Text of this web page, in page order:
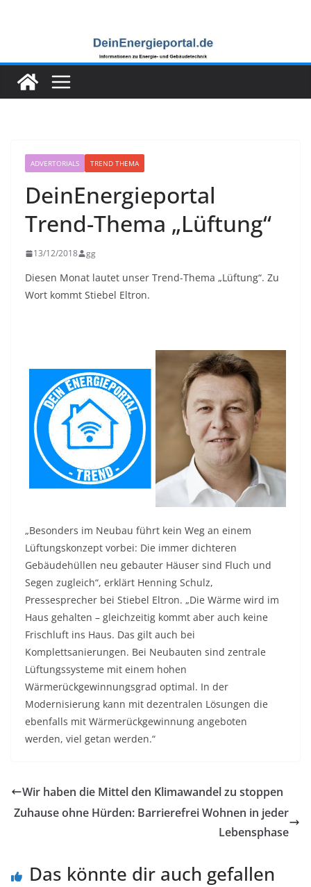
ADVERTORIALS TREND THEMA
DeinEnergieportal
Trend-Thema „Lüftung“
13/12/2018 gg
Diesen Monat lautet unser Trend-Thema „Lüftung“. Zu
Wort kommt Stiebel Eltron.
„Besonders im Neubau führt kein Weg an einem
Lüftungskonzept vorbei: Die immer dichteren
Gebäudehüllen neu gebauter Häuser sind Fluch und
Segen zugleich“, erklärt Henning Schulz,
Pressesprecher bei Stiebel Eltron. „Die Wärme wird im
Haus gehalten – gleichzeitig kommt aber auch keine
Frischluft ins Haus. Das gilt auch bei
Komplettsanierungen. Bei Neubauten sind zentrale
Lüftungssysteme mit einem hohen
Wärmerückgewinnungsgrad optimal. In der
Modernisierung kann mit dezentralen Lösungen die
ebenfalls mit Wärmerückgewinnung angeboten
werden, viel getan werden.“
Wir haben die Mittel den Klimawandel zu stoppen
Zuhause ohne Hürden: Barrierefrei Wohnen in jeder
Lebensphase
Das könnte dir auch gefallen